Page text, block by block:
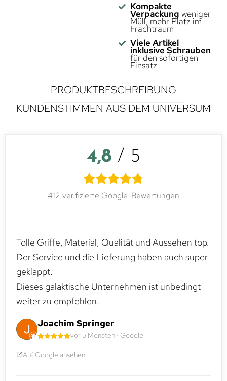
Kompakte
Verpackung weniger
Müll, mehr Platz im
Frachtraum
Viele Artikel
inklusive Schrauben
für den sofortigen
Einsatz
PRODUKTBESCHREIBUNG
KUNDENSTIMMEN AUS DEM UNIVERSUM
4,8 / 5
412 verifizierte Google-Bewertungen
Tolle Griffe, Material, Qualität und Aussehen top.
Der Service und die Lieferung haben auch super
geklappt.
Dieses galaktische Unternehmen ist unbedingt
weiter zu empfehlen.
Joachim Springer
vor 5 Monaten · Google
Auf Google ansehen